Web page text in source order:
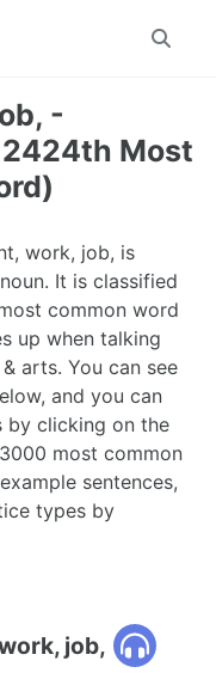
Toggle
-
Most
work, job, is
It is classified
common word
up when talking
arts. You can see
and you can
by clicking on the
most common
sentences,
types by
job,